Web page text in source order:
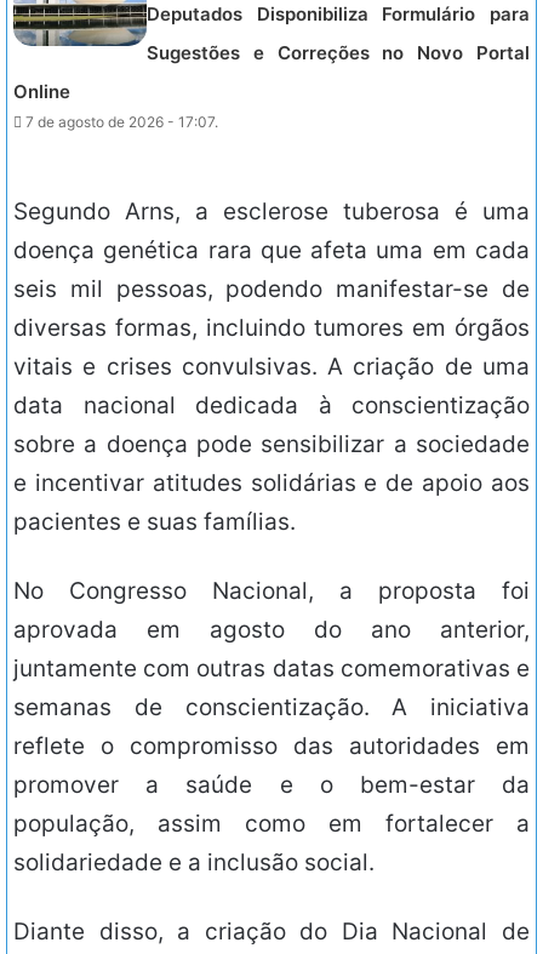
Deputados Disponibiliza Formulário para
Sugestões e Correções no Novo Portal
Online
7 de agosto de 2026 - 17:07.
Segundo Arns, a esclerose tuberosa é uma
doença genética rara que afeta uma em cada
seis mil pessoas, podendo manifestar-se de
diversas formas, incluindo tumores em órgãos
vitais e crises convulsivas. A criação de uma
data nacional dedicada à conscientização
sobre a doença pode sensibilizar a sociedade
e incentivar atitudes solidárias e de apoio aos
pacientes e suas famílias.
No Congresso Nacional, a proposta foi
aprovada em agosto do ano anterior,
juntamente com outras datas comemorativas e
semanas de conscientização. A iniciativa
reflete o compromisso das autoridades em
promover a saúde e o bem-estar da
população, assim como em fortalecer a
solidariedade e a inclusão social.
Diante disso, a criação do Dia Nacional de